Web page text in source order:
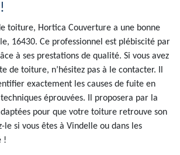
toiture, Hortica Couverture a une bonne
16430. Ce professionnel est plébiscité par
à ses prestations de qualité. Si vous avez
de toiture, n’hésitez pas à le contacter. Il
exactement les causes de fuite en
éprouvées. Il proposera par la
pour que votre toiture retrouve son
le si vous êtes à Vindelle ou dans les
!